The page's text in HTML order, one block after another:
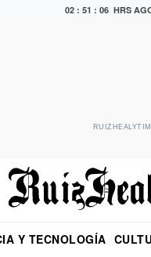
02 : 51 : 07 HRS
Y TECNOLOGÍA